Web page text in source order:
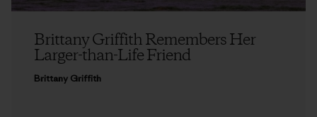
Brittany Griffith Remembers Her
Larger-than-Life Friend
Brittany Griffith